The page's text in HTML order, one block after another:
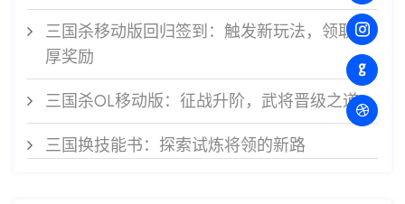
三国杀移动版回归签到：触发新玩法，领取丰
厚奖励
三国杀OL移动版：征战升阶，武将晋级之道
三国换技能书：探索试炼将领的新路